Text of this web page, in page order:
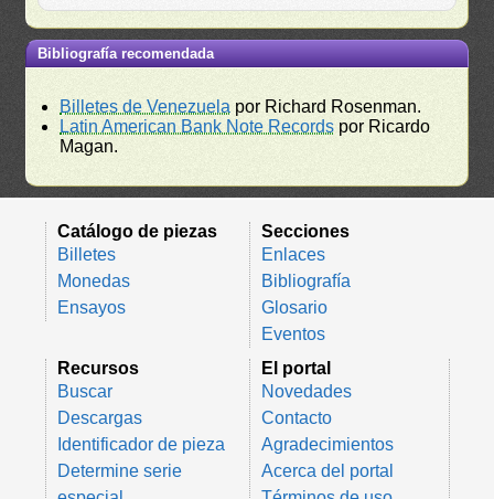
Bibliografía recomendada
Billetes de Venezuela por Richard Rosenman.
Latin American Bank Note Records por Ricardo
Magan.
Catálogo de piezas
Billetes
Monedas
Ensayos
Secciones
Enlaces
Bibliografía
Glosario
Eventos
Recursos
Buscar
Descargas
Identificador de pieza
Determine serie
El portal
Novedades
Contacto
Agradecimientos
Acerca del portal